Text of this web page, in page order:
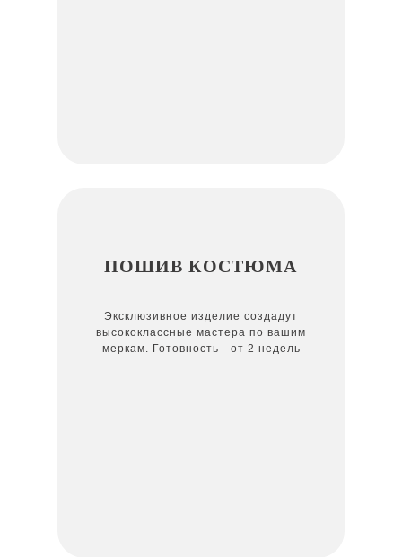
Эксклюзивное изделие создадут
высококлассные мастера по вашим
меркам. Готовность - от 2 недель
ПОШИВ КОСТЮМА